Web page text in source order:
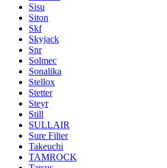
Sisu
Siton
Skf
Skyjack
Snr
Solmec
Sonalika
Stellox
Stetter
Steyr
Still
SULLAIR
Sure Filter
Takeuchi
TAMROCK